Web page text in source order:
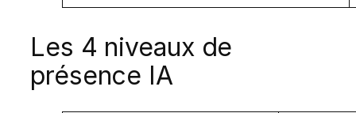
Les 4 niveaux de
présence IA